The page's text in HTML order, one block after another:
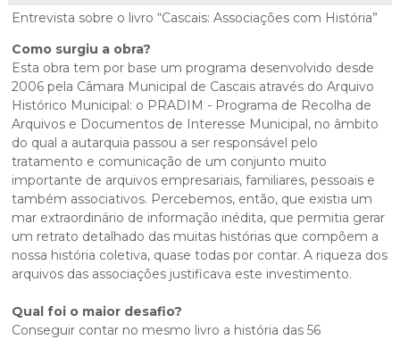
Planeamento Estratégico
Reabilitação urbana
Urbanismo
Governação
Mobilidade
Qualidade de vida
Sociedade & Educação
Jornal C
Agenda do executivo
VIVER
VISITAR
ESTUDAR
TEMPOS LIVRES
MOBILIDADE
INVESTIR EM CASCAIS
SERVIÇOS
MAPA DO PORTAL
Entrevista sobre o livro “Cascais: Associações com História”
Como surgiu a obra?
Esta obra tem por base um programa desenvolvido desde
2006 pela Câmara Municipal de Cascais através do Arquivo
Histórico Municipal: o PRADIM - Programa de Recolha de
Arquivos e Documentos de Interesse Municipal, no âmbito
do qual a autarquia passou a ser responsável pelo
tratamento e comunicação de um conjunto muito
importante de arquivos empresariais, familiares, pessoais e
também associativos. Percebemos, então, que existia um
mar extraordinário de informação inédita, que permitia gerar
um retrato detalhado das muitas histórias que compõem a
nossa história coletiva, quase todas por contar. A riqueza dos
arquivos das associações justificava este investimento.
Qual foi o maior desafio?
Conseguir contar no mesmo livro a história das 56